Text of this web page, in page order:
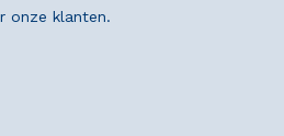
onze klanten.